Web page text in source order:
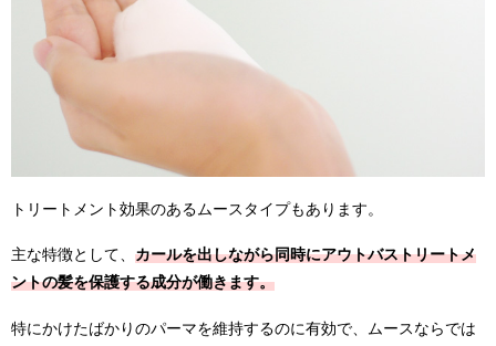
トリートメント効果のあるムースタイプもあります。
主な特徴として、 カールを出しながら同時にアウトバストリートメ
ントの髪を保護する成分が働きます。
特にかけたばかりのパーマを維持するのに有効で、ムースならでは